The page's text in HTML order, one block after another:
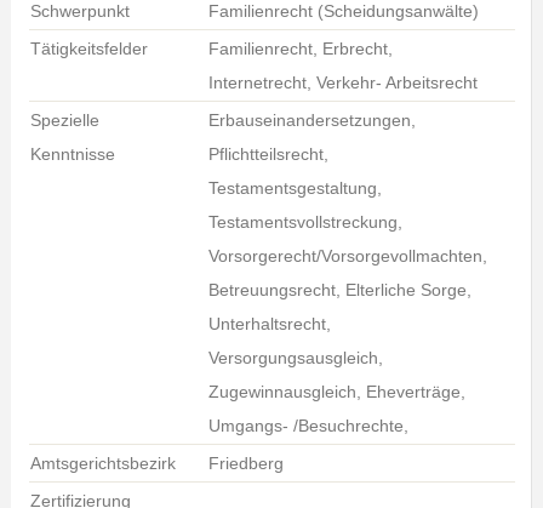
Schwerpunkt
Familienrecht (Scheidungsanwälte)
Tätigkeitsfelder
Familienrecht, Erbrecht,
Internetrecht, Verkehr- Arbeitsrecht
Spezielle
Kenntnisse
Erbauseinandersetzungen,
Pflichtteilsrecht,
Testamentsgestaltung,
Testamentsvollstreckung,
Vorsorgerecht/Vorsorgevollmachten,
Betreuungsrecht, Elterliche Sorge,
Unterhaltsrecht,
Versorgungsausgleich,
Zugewinnausgleich, Eheverträge,
Umgangs- /Besuchrechte,
Amtsgerichtsbezirk
Friedberg
Zertifizierung